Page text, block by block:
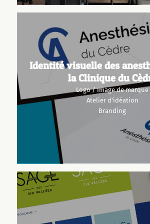
Identité visuelle des
la Clinique du
Logo / Image de marque
Atelier d'idéation
Branding